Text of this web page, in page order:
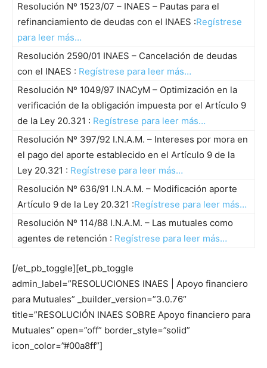
Resolución Nº 1523/07 – INAES – Pautas para el
refinanciamiento de deudas con el INAES :Regístrese
para leer más…
Resolución 2590/01 INAES – Cancelación de deudas
con el INAES : Regístrese para leer más…
Resolución Nº 1049/97 INACyM – Optimización en la
verificación de la obligación impuesta por el Artículo 9
de la Ley 20.321 : Regístrese para leer más…
Resolución Nº 397/92 I.N.A.M. – Intereses por mora en
el pago del aporte establecido en el Artículo 9 de la
Ley 20.321 : Regístrese para leer más…
Resolución Nº 636/91 I.N.A.M. – Modificación aporte
Artículo 9 de la Ley 20.321 :Regístrese para leer más…
Resolución Nº 114/88 I.N.A.M. – Las mutuales como
agentes de retención : Regístrese para leer más…
[/et_pb_toggle][et_pb_toggle
admin_label=”RESOLUCIONES INAES | Apoyo financiero
para Mutuales” _builder_version=”3.0.76″
title=”RESOLUCIÓN INAES SOBRE Apoyo financiero para
Mutuales” open=”off” border_style=”solid”
icon_color=”#00a8ff”]